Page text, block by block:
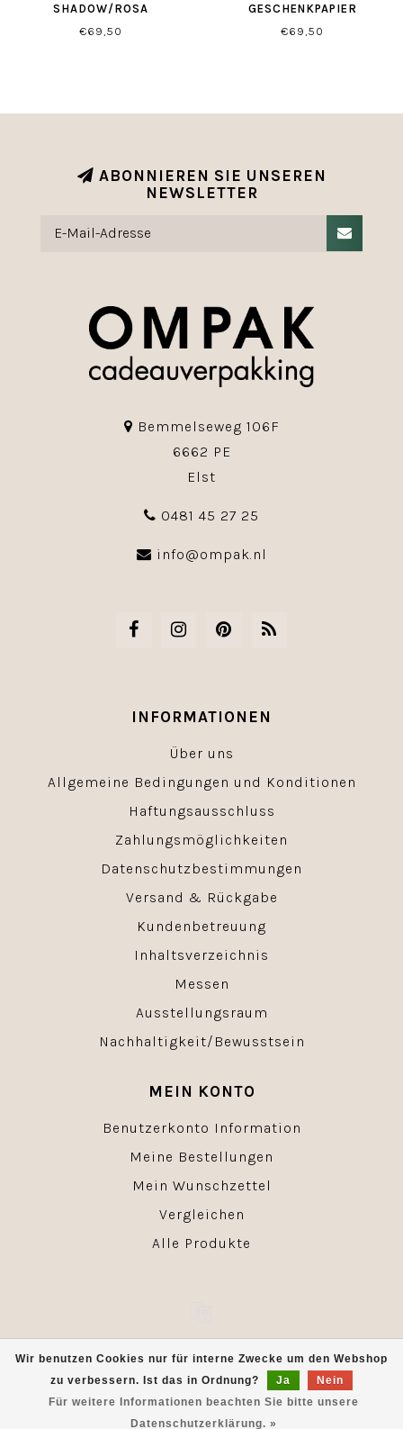
SHADOW/ROSA
GESCHENKPAPIER
€69,50
GESCHENKPAPIER
€69,50
Wir benutzen Cookies nur für interne Zwecke um den Webshop
zu verbessern. Ist das in Ordnung?
Ja
Nein
Für weitere Informationen beachten Sie bitte unsere
Datenschutzerklärung. »
ABONNIEREN SIE UNSEREN
NEWSLETTER
Bemmelseweg 106F
6662 PE
Elst
0481 45 27 25
info@ompak.nl
INFORMATIONEN
Über uns
Allgemeine Bedingungen und Konditionen
Haftungsausschluss
Zahlungsmöglichkeiten
Datenschutzbestimmungen
Versand & Rückgabe
Kundenbetreuung
Inhaltsverzeichnis
Messen
Ausstellungsraum
Nachhaltigkeit/Bewusstsein
MEIN KONTO
Benutzerkonto Information
Meine Bestellungen
Mein Wunschzettel
Vergleichen
Alle Produkte
© Copyright 2026 - Powered byLightspeed- Theme by
Dyvelopment